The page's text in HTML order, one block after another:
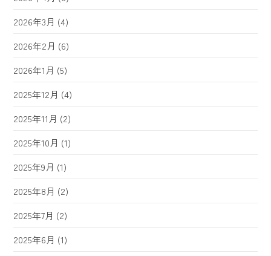
2026年3月 (4)
2026年2月 (6)
2026年1月 (5)
2025年12月 (4)
2025年11月 (2)
2025年10月 (1)
2025年9月 (1)
2025年8月 (2)
2025年7月 (2)
2025年6月 (1)